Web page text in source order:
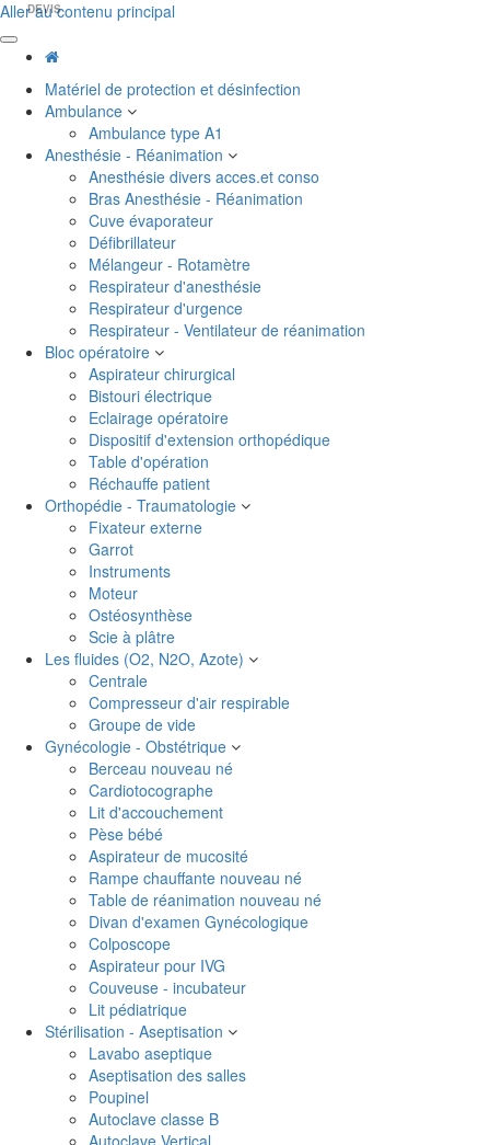
Aller au contenu principal
Matériel de protection et désinfection
Ambulance
Ambulance type A1
Anesthésie - Réanimation
Anesthésie divers acces.et conso
Bras Anesthésie - Réanimation
Cuve évaporateur
Défibrillateur
Mélangeur - Rotamètre
Respirateur d'anesthésie
Respirateur d'urgence
Respirateur - Ventilateur de réanimation
Bloc opératoire
Aspirateur chirurgical
Bistouri électrique
Eclairage opératoire
Dispositif d'extension orthopédique
Table d'opération
Réchauffe patient
Orthopédie - Traumatologie
Fixateur externe
Garrot
Instruments
Moteur
Ostéosynthèse
Scie à plâtre
Les fluides (O2, N2O, Azote)
Centrale
Compresseur d'air respirable
Groupe de vide
Gynécologie - Obstétrique
Berceau nouveau né
Cardiotocographe
Lit d'accouchement
Pèse bébé
Aspirateur de mucosité
Rampe chauffante nouveau né
Table de réanimation nouveau né
Divan d'examen Gynécologique
Colposcope
Aspirateur pour IVG
Couveuse - incubateur
Lit pédiatrique
Stérilisation - Aseptisation
Lavabo aseptique
Aseptisation des salles
Poupinel
Autoclave classe B
Autoclave Vertical
DEVIS